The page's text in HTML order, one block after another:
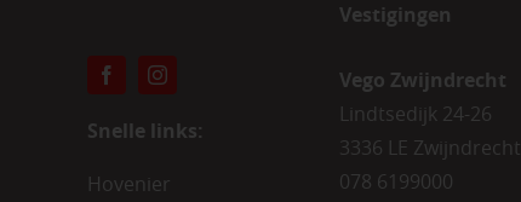
Snelle links:
Hovenier
Vestigingen
Vego Zwijndrecht
Lindtsedijk 24-26
3336 LE Zwijndrecht
078 6199000